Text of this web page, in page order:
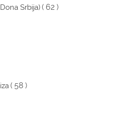
Srbija)( 62 )
( 58 )